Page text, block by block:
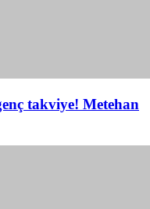
takviye! Metehan